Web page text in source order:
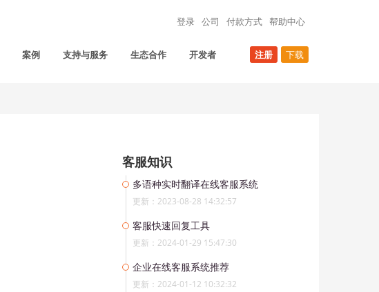
登录 公司 付款方式 帮助中心
案例 支持与服务 生态合作 开发者 注册 下载
客服知识
多语种实时翻译在线客服系统
更新：2023-08-28 14:32:57
客服快速回复工具
更新：2024-01-29 15:47:30
企业在线客服系统推荐
更新：2024-01-12 10:32:32